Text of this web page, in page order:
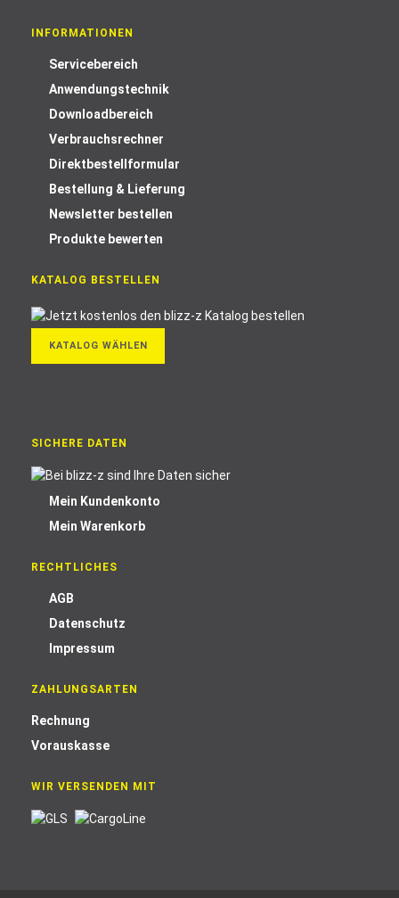
INFORMATIONEN
Servicebereich
Anwendungstechnik
Downloadbereich
Verbrauchsrechner
Direktbestellformular
Bestellung & Lieferung
Newsletter bestellen
Produkte bewerten
KATALOG BESTELLEN
KATALOG WÄHLEN
SICHERE DATEN
Mein Kundenkonto
Mein Warenkorb
RECHTLICHES
AGB
Datenschutz
Impressum
ZAHLUNGSARTEN
Rechnung
Vorauskasse
WIR VERSENDEN MIT